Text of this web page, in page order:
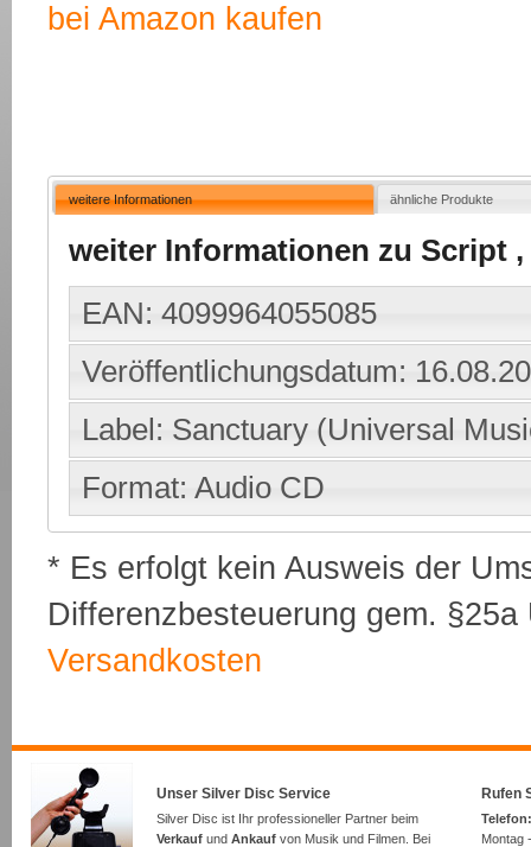
bei Amazon kaufen
weitere Informationen ähnliche Produkte
weiter Informationen zu Script
EAN: 4099964055085
Veröffentlichungsdatum:
Label: Sanctuary (Universal
Format: Audio CD
* Es erfolgt kein Ausweis der
Differenzbesteuerung gem.
Versandkosten
Unser Silver Disc Service
Silver Disc ist Ihr professioneller Partner beim
Verkauf und Ankauf von Musik und Filmen. Bei
Rufen
Montag